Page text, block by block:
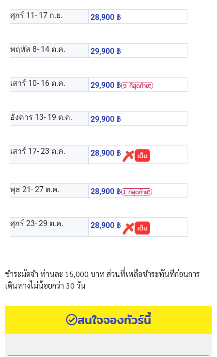
ศุกร์ 11- 17 ก.ย. 28,900 ฿
พฤหัส 8- 14 ต.ค. 29,900 ฿
เสาร์ 10- 16 ต.ค. 29,900 ฿ 9 ที่สุดท้าย❗️
อังคาร 13- 19 ต.ค. 29,900 ฿
เสาร์ 17- 23 ต.ค. 28,900 ฿
พุธ 21 - 27 ต.ค. 28,900 ฿ 1 ที่สุดท้าย❗️
ศุกร์ 23- 29 ต.ค. 28,900 ฿
ชำระมัดจำ ท่านละ 15,000 บาท ส่วนที่เหลือชำระทันทีก่อนการ
เดินทางไม่น้อยกว่า 30 วัน
สนใจจองทัวร์นี้